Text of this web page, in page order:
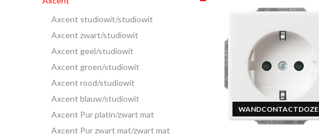
Axcent studiowit/studiowit
Axcent zwart/studiowit
Axcent geel/studiowit
Axcent groen/studiowit
Axcent rood/studiowit
Axcent blauw/studiowit
Axcent Pur platin/zwart mat
Axcent Pur zwart mat/zwart mat